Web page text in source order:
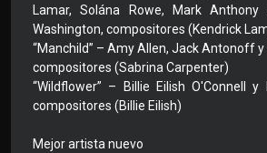
Lamar, Solána Rowe, Mark Anthony
Washington, compositores (Kendrick
“Manchild” – Amy Allen, Jack Antonoff
compositores (Sabrina Carpenter)
“Wildflower” – Billie Eilish O'Connell y
compositores (Billie Eilish)
Mejor artista nuevo